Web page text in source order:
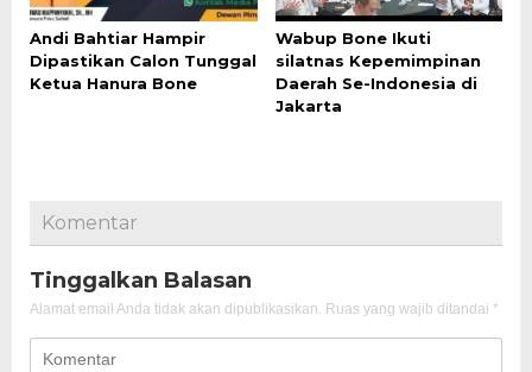
Andi Bahtiar Hampir
Dipastikan Calon Tunggal
Ketua Hanura Bone
Wabup Bone Ikuti
silatnas Kepemimpinan
Daerah Se-Indonesia di
Jakarta
Komentar
Tinggalkan Balasan
Alamat email Anda tidak akan dipublikasikan. Ruas yang wajib ditandai *